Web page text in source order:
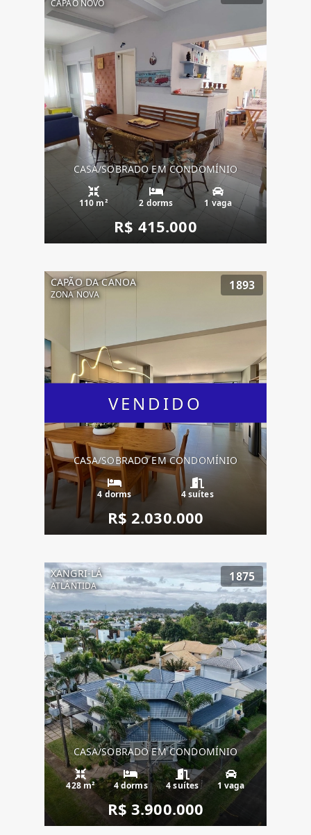
CAPÃO NOVO
CASA/SOBRADO EM CONDOMÍNIO
110 m² 2 dorms 1 vaga
R$ 415.000
VENDIDO
CAPÃO DA CANOA
ZONA NOVA
1893
CASA/SOBRADO EM CONDOMÍNIO
4 dorms 4 suítes
R$ 2.030.000
XANGRI-LÁ
ATLÂNTIDA
1875
CASA/SOBRADO EM CONDOMÍNIO
428 m² 4 dorms 4 suítes 1 vaga
R$ 3.900.000